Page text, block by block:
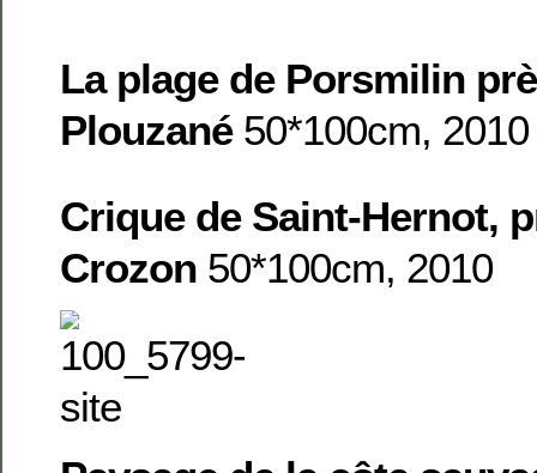
La plage de Porsmilin
Plouzané 50*100cm, 2010
Crique de Saint-Hernot,
Crozon 50*100cm, 2010